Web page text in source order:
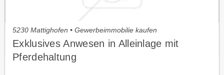
5230 Mattighofen • Gewerbeimmobilie kaufen
Exklusives Anwesen in Alleinlage mit
Pferdehaltung